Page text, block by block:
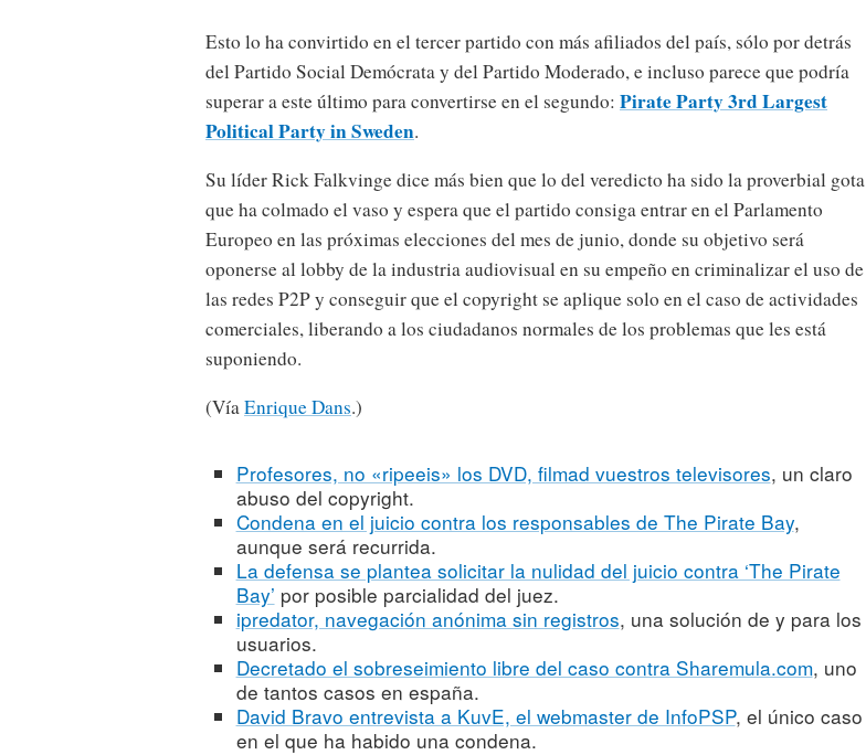
Esto lo ha convirtido en el tercer partido con más afiliados del país, sólo por detrás
del Partido Social Demócrata y del Partido Moderado, e incluso parece que podría
superar a este último para convertirse en el segundo: Pirate Party 3rd Largest
Political Party in Sweden.
Su líder Rick Falkvinge dice más bien que lo del veredicto ha sido la proverbial gota
que ha colmado el vaso y espera que el partido consiga entrar en el Parlamento
Europeo en las próximas elecciones del mes de junio, donde su objetivo será
oponerse al lobby de la industria audiovisual en su empeño en criminalizar el uso de
las redes P2P y conseguir que el copyright se aplique solo en el caso de actividades
comerciales, liberando a los ciudadanos normales de los problemas que les está
suponiendo.
(VíaEnrique Dans.)
Profesores, no «ripeeis» los DVD, filmad vuestros televisores, un claro
abuso del copyright.
Condena en el juicio contra los responsables de The Pirate Bay,
aunque será recurrida.
La defensa se plantea solicitar la nulidad del juicio contra ‘The Pirate
Bay’ por posible parcialidad del juez.
ipredator, navegación anónima sin registros, una solución de y para los
usuarios.
Decretado el sobreseimiento libre del caso contra Sharemula.com, uno
de tantos casos en españa.
David Bravo entrevista a KuvE, el webmaster de InfoPSP, el único caso
en el que ha habido una condena.